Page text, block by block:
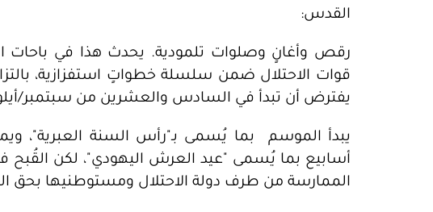
القدس:
رقص وأغانٍ وصلوات تلمودية. يحدث هذا في باحات
قوات الاحتلال ضمن سلسلة خطواتٍ استفزازية،
يفترض أن تبدأ في السادس والعشرين من سبتمبر/
يبدأ الموسم بما يُسمى بـ"رأس السنة العبرية"،
أسابيع بما يُسمى "عيد العرش اليهودي"، لكن القُبح
الممارسة من طرف دولة الاحتلال ومستوطنيها بحق